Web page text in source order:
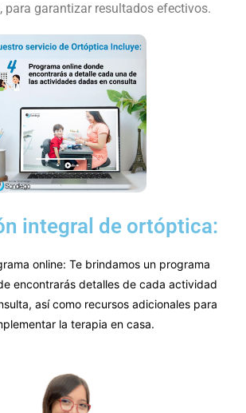
para garantizar resultados efectivos.
integral de ortóptica:
online: Te brindamos un programa
encontrarás detalles de cada actividad
así como recursos adicionales para
la terapia en casa.